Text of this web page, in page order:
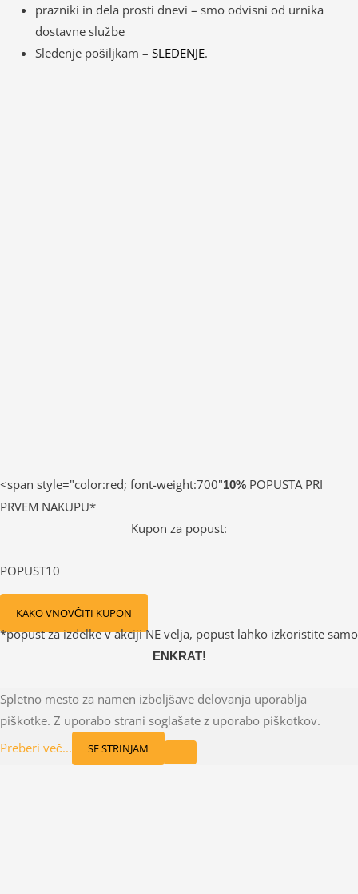
prazniki in dela prosti dnevi – smo odvisni od urnika
dostavne službe
Sledenje pošiljkam – SLEDENJE.
<span style="color:red; font-weight:700"10% POPUSTA PRI
PRVEM NAKUPU*
Kupon za popust:
POPUST10
KAKO VNOVČITI KUPON
*popust za izdelke v akciji NE velja, popust lahko izkoristite samo
ENKRAT!
Spletno mesto za namen izboljšave delovanja uporablja
piškotke. Z uporabo strani soglašate z uporabo piškotkov.
Preberi več...
SE STRINJAM